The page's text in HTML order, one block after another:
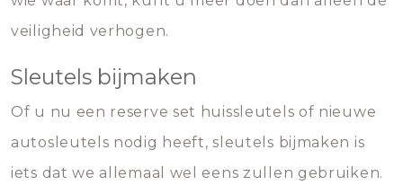
veiligheid verhogen.
Sleutels bijmaken
Of u nu een reserve set huissleutels of nieuwe
autosleutels nodig heeft, sleutels bijmaken is
iets dat we allemaal wel eens zullen gebruiken.